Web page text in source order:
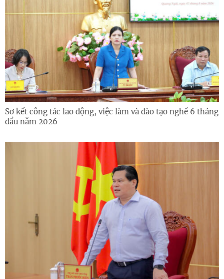
Sơ kết công tác lao động, việc làm và đào tạo nghề 6 tháng
đầu năm 2026